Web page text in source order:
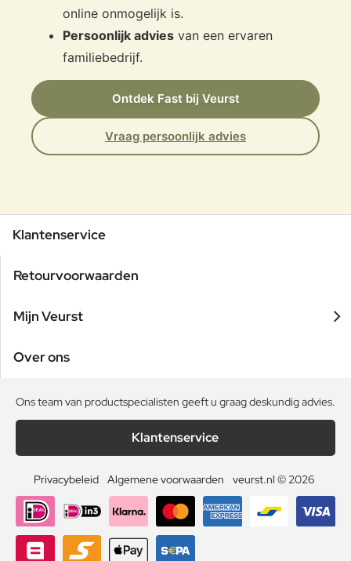
online onmogelijk is.
Persoonlijk advies van een ervaren
familiebedrijf.
Ontdek Fast bij Veurst
Vraag persoonlijk advies
Klantenservice
Retourvoorwaarden
Mijn Veurst
Over ons
Ons team van productspecialisten geeft u graag deskundig advies.
Klantenservice
Privacybeleid Algemene voorwaarden veurst.nl © 2026